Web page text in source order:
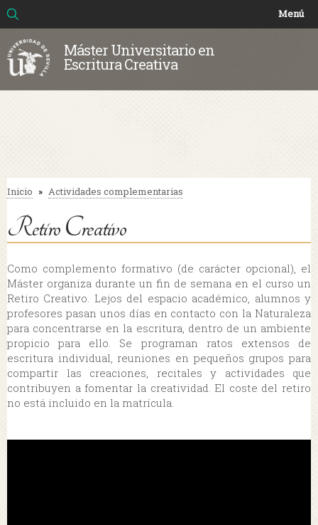
Menú
Máster Universitario en
Escritura Creativa
Formulario de búsqueda
Buscar
Se encuentra usted aquí
Inicio » Actividades complementarias
Retiro Creativo
Como complemento formativo (de carácter opcional), el
Máster organiza durante un fin de semana en el curso un
Retiro Creativo. Lejos del espacio académico, alumnos y
profesores pasan unos días en contacto con la Naturaleza
para concentrarse en la escritura, dentro de un ambiente
propicio para ello. Se programan ratos extensos de
escritura individual, reuniones en pequeños grupos para
compartir las creaciones, recitales y actividades que
contribuyen a fomentar la creatividad. El coste del retiro
no está incluido en la matrícula.